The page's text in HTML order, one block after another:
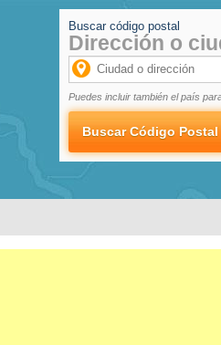
Buscar código postal
Dirección o
Puedes incluir también el país